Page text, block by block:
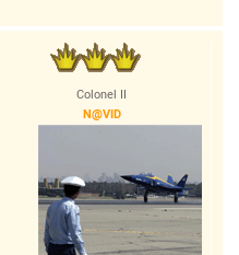
Colonel II
N@VID